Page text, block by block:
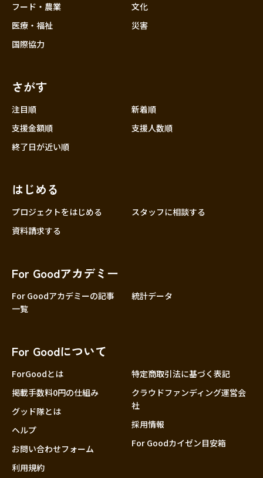
中国
大分
フード・農業
医療・福祉
国際協力
文化
災害
さがす
注目順
新着順
支援金額順
支援人数順
終了日が近い順
はじめる
プロジェクトをはじめる
スタッフに相談する
資料請求する
For Goodアカデミー
For Goodアカデミーの記事
一覧
統計データ
For Goodについて
ForGoodとは
掲載手数料0円の仕組み
グッド隊とは
ヘルプ
お問い合わせフォーム
利用規約
特定商取引法に基づく表記
クラウドファンディング運営会
社
採用情報
For Goodカイゼン目安箱